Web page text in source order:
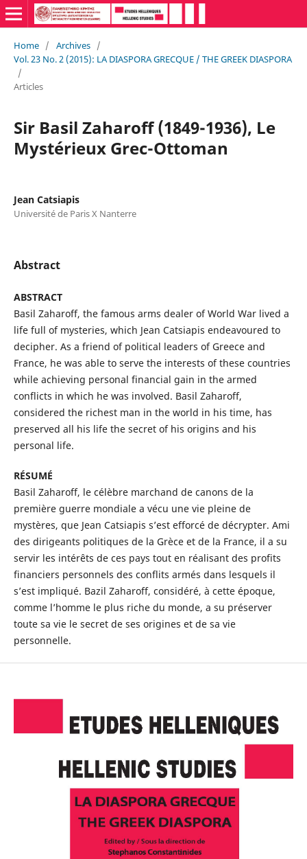
Home / Archives /
Vol. 23 No. 2 (2015): LA DIASPORA GRECQUE / THE GREEK DIASPORA
/
Articles
Sir Basil Zaharoff (1849-1936), Le
Mystérieux Grec-Ottoman
Jean Catsiapis
Université de Paris X Nanterre
Abstract
ABSTRACT
Basil Zaharoff, the famous arms dealer of World War lived a
life full of mysteries, which Jean Catsiapis endeavoured to
decipher. As a friend of political leaders of Greece and
France, he was able to serve the interests of these countries
while achieving personal financial gain in the armed
conflicts in which he was involved. Basil Zaharoff,
considered the richest man in the world in his time, has
preserved all his life the secret of his origins and his
personal life.
RÉSUMÉ
Basil Zaharoff, le célèbre marchand de canons de la
première guerre mondiale a vécu une vie pleine de
mystères, que Jean Catsiapis s’est efforcé de décrypter. Ami
des dirigeants politiques de la Grèce et de la France, il a su
servir les intérêts de ces pays tout en réalisant des profits
financiers personnels des conflits armés dans lesquels il
s’est impliqué. Bazil Zaharoff, considéré, à cette époque,
comme l’homme le plus riche du monde, a su préserver
toute sa vie le secret de ses origines et de sa vie
personnelle.